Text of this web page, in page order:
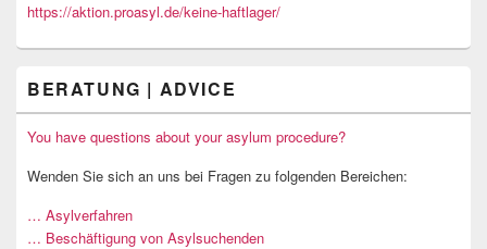
https://aktion.proasyl.de/keine-haftlager/
BERATUNG | ADVICE
You have questions about your asylum procedure?
Wenden Sie sich an uns bei Fragen zu folgenden Bereichen:
… Asylverfahren
… Beschäftigung von Asylsuchenden